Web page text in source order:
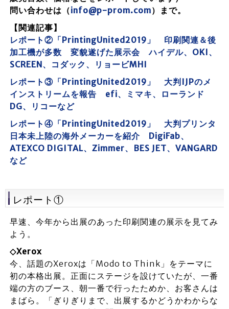
問い合わせは（info@p-prom.com）まで。
【関連記事】
レポート②「PrintingUnited2019」 印刷関連＆後
加工機が多数 変貌遂げた展示会 ハイデル、OKI、
SCREEN、コダック、リョービMHI
レポート③「PrintingUnited2019」 大判IJPのメ
インストリームを報告 efi、ミマキ、ローランド
DG、リコーなど
レポート④「PrintingUnited2019」 大判プリンタ
日本未上陸の海外メーカーを紹介 DigiFab、
ATEXCO DIGITAL、Zimmer、BES JET、VANGARD
など
レポート①
早速、今年から出展のあった印刷関連の展示を見てみ
よう。
◇Xerox
今、話題のXeroxは「Modo to Think」をテーマに
初の本格出展。正面にステージを設けていたが、一番
端の方のブース、朝一番で行ったためか、お客さんは
まばら。「ぎりぎりまで、出展するかどうかわからな